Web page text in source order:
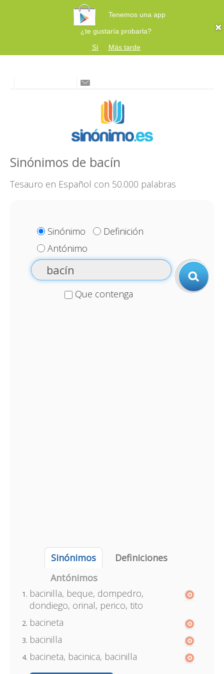
Tenemos una app
¿te gustaría probarla?
Sí
Más tarde
Sinónimos de bacín
Tesauro en Español con 50.000 palabras
Sinónimo
Definición
Antónimo
Que contenga
Sinónimos
Definiciones
Antónimos
bacinilla, beque, dompedro,
dondiego, orinal, perico, tito
bacineta
bacinilla
bacineta, bacinica, bacinilla